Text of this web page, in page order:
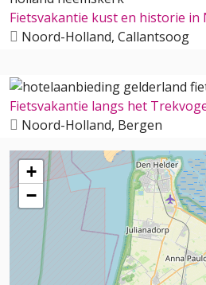
Fietsvakantie kust en historie in
Noord-Holland, Callantsoog
Fietsvakantie langs het
Noord-Holland, Bergen
+
−